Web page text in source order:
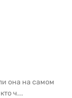
она на самом
ч...